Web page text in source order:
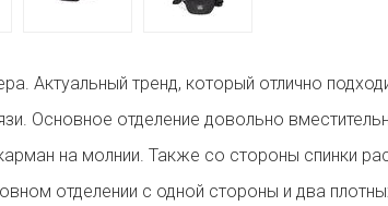
Актуальный тренд, который отлично
Основное отделение довольно
на молнии. Также со стороны спинки
отделении с одной стороны и два